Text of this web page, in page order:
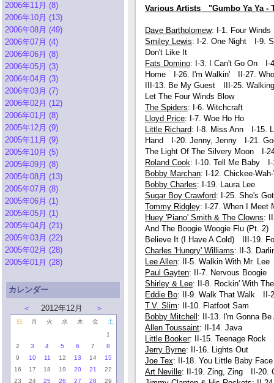
2006年11月 (8)
2006年10月 (13)
2006年08月 (49)
2006年07月 (4)
2006年06月 (8)
2006年05月 (3)
2006年04月 (3)
2006年03月 (7)
2006年02月 (12)
2006年01月 (8)
2005年12月 (9)
2005年11月 (9)
2005年10月 (5)
2005年09月 (8)
2005年08月 (13)
2005年07月 (8)
2005年06月 (1)
2005年05月 (1)
2005年04月 (21)
2005年03月 (22)
2005年02月 (28)
2005年01月 (28)
カレンダー
＜
2012年12月 ＞
日 月 火 水 木 金
土
1
2
3 4 5 6 7
8
9
10 11 12 13 14
15
16
17 18 19 20 21
22
23
24 25 26 27 28 29
Various Artists "Gumbo Ya Ya -
Dave Bartholomew: I-1. Four
Smiley Lewis: I-2. One Night I-9.
Don't Like It
Fats Domino: I-3. I Can't Go On I-
Home I-26. I'm Walkin' II-27.
III-13. Be My Guest III-25.
Let The Four Winds Blow
The Spiders: I-6. Witchcraft
Lloyd Price: I-7. Woe Ho Ho
Little Richard: I-8. Miss Ann I-15.
Hand I-20. Jenny, Jenny I-21.
The Light Of The Silvery Moon I-
Roland Cook: I-10. Tell Me Baby I-
Bobby Marchan: I-12. Chickee-
Bobby Charles: I-19. Laura Lee
Sugar Boy Crawford: I-25. She's
Tommy Ridgley: I-27. When I Meet
Huey 'Piano' Smith & The Clowns:
And The Boogie Woogie Flu (Pt.
Believe It (I Have A Cold) III-19.
Charles 'Hungry' Williams: II-3.
Lee Allen: II-5. Walkin With Mr.
Paul Gayten: II-7. Nervous
Shirley & Lee: II-8. Rockin' With
Eddie Bo: II-9. Walk That Walk II-
T.V. Slim: II-10. Flatfoot Sam
Bobby Mitchell : II-13. I'm Gonna Be
Allen Toussaint: II-14. Java
Little Booker: II-15. Teenage Rock
Jerry Byrne: II-16. Lights Out
Joe Tex: II-18. You Little Baby
Art Neville: II-19. Zing, Zing II-20.